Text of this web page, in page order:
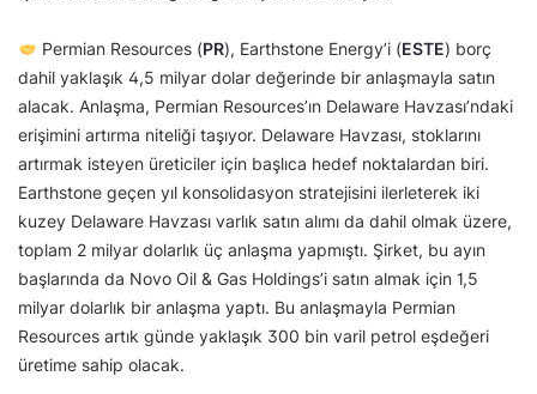
Permian Resources (PR), Earthstone Energy’i (ESTE) borç
dahil yaklaşık 4,5 milyar dolar değerinde bir anlaşmayla satın
alacak. Anlaşma, Permian Resources’ın Delaware Havzası’ndaki
erişimini artırma niteliği taşıyor. Delaware Havzası, stoklarını
artırmak isteyen üreticiler için başlıca hedef noktalardan biri.
Earthstone geçen yıl konsolidasyon stratejisini ilerleterek iki
kuzey Delaware Havzası varlık satın alımı da dahil olmak üzere,
toplam 2 milyar dolarlık üç anlaşma yapmıştı. Şirket, bu ayın
başlarında da Novo Oil & Gas Holdings’i satın almak için 1,5
milyar dolarlık bir anlaşma yaptı. Bu anlaşmayla Permian
Resources artık günde yaklaşık 300 bin varil petrol eşdeğeri
üretime sahip olacak.